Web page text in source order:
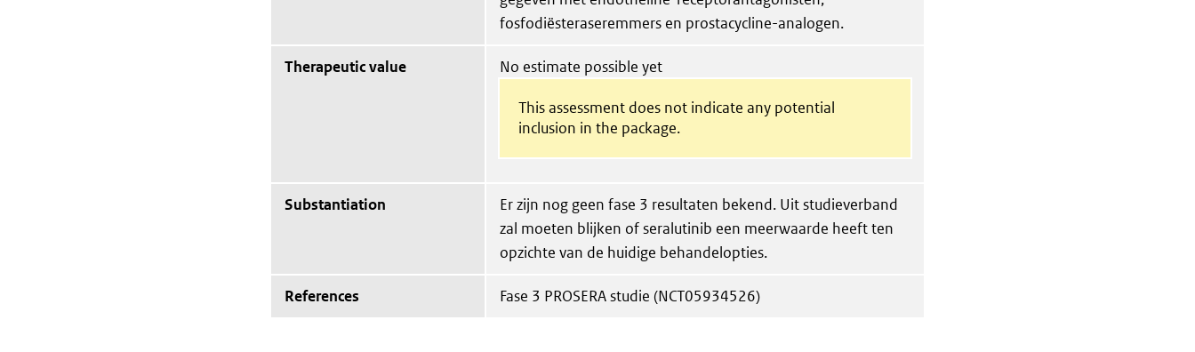
fosfodiësteraseremmers en prostacycline-analogen.
Therapeutic value No estimate possible yet
This assessment does not indicate any potential
inclusion in the package.
Substantiation
Er zijn nog geen fase 3 resultaten bekend. Uit studieverband
zal moeten blijken of seralutinib een meerwaarde heeft ten
opzichte van de huidige behandelopties.
References Fase 3 PROSERA studie (NCT05934526)